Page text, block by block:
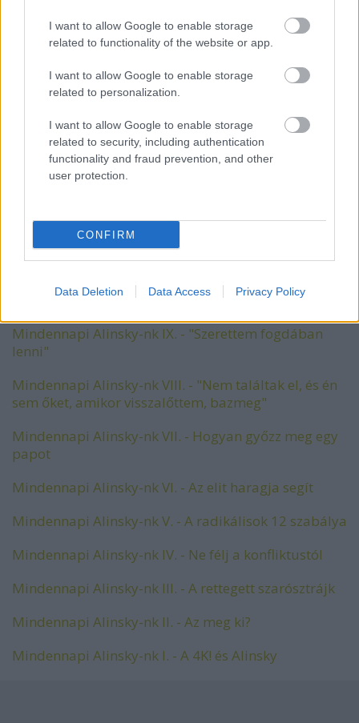
I want to allow Google to enable storage
related to functionality of the website or app.
I want to allow Google to enable storage
related to personalization.
I want to allow Google to enable storage
related to security, including authentication
functionality and fraud prevention, and other
user protection.
CONFIRM
Data Deletion Data Access Privacy Policy
Tény, hogy a középosztály amorfabb, mint egy
barrió Dél-Kaliforniában, és az egész országban kell
szabályok ugyanazok. Azzal kezded, amid van,
felépítesz egy közösséget a megoldandó
példaként használod arra, hogy más közösségeket is
elérj. Úgy fog működni, mint tintapaca, amely helyi
hatalmi gócpontokból indulva terjed az egész
országban. Ha megvannak a kezdeti sikerek, a
Részlet az 1972-esinterjúból
A sorozat többi része:
Mindennapi Alinsky-nk IX. - "Szerettem fogdában
lenni"
Mindennapi Alinsky-nk VIII. - "Nem találtak el, és én
sem őket, amikor visszalőttem, bazmeg"
Mindennapi Alinsky-nk VII. - Hogyan győzz meg egy
papot
Mindennapi Alinsky-nk VI. - Az elit haragja segít
Mindennapi Alinsky-nk V. - A radikálisok 12 szabálya
Mindennapi Alinsky-nk IV. - Ne félj a konfliktustól
Mindennapi Alinsky-nk III. - A rettegett szarósztrájk
Mindennapi Alinsky-nk II. - Az meg ki?
Mindennapi Alinsky-nk I. - A 4K! és Alinsky